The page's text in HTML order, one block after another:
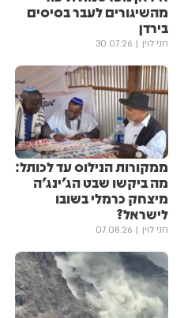
מהשיגורים לעבר בסיסים
בירדן
חני לוין 30.07.26
ממקורות הנילוס עד לכותל:
מה ביקשו שבט הג'ינג'ה
מיצחק כרמלי בשובו
לישראל?
חני לוין 07.08.26